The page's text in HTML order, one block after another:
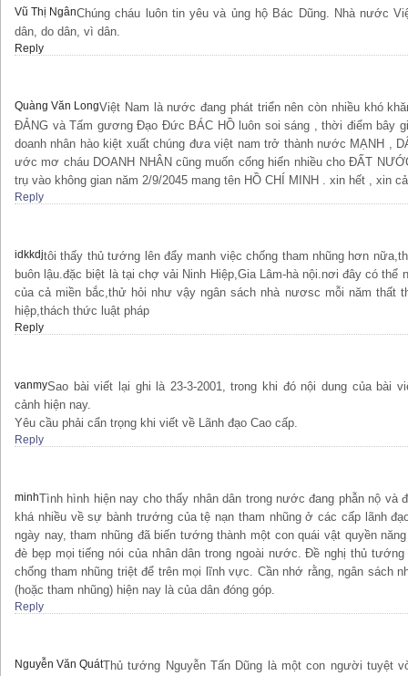
Vũ Thị NgânChúng cháu luôn tin yêu và ủng hộ Bác Dũng. Nhà nước
dân, do dân, vì dân.
Reply
Quàng Văn LongViệt Nam là nước đang phát triển nên còn nhiều khó
ĐẢNG và Tấm gương Đạo Đức BÁC HỒ luôn soi sáng , thời điểm bây
doanh nhân hào kiệt xuất chúng đưa việt nam trở thành nước MẠNH ,
ước mơ cháu DOANH NHÂN cũng muốn cống hiến nhiều cho ĐẤT
trụ vào không gian năm 2/9/2045 mang tên HỒ CHÍ MINH . xin hết , xin
Reply
idkkdjtôi thấy thủ tướng lên đẩy manh việc chống tham nhũng hơn
buôn lậu.đặc biệt là tại chợ vải Ninh Hiệp,Gia Lâm-hà nội.nơi đây có thể
của cả miền bắc,thử hỏi như vậy ngân sách nhà nươsc mỗi năm thất
hiệp,thách thức luật pháp
Reply
vanmySao bài viết lại ghi là 23-3-2001, trong khi đó nội dung của bài
cảnh hiện nay.
Yêu cầu phải cẩn trọng khi viết về Lãnh đạo Cao cấp.
Reply
minhTình hình hiện nay cho thấy nhân dân trong nước đang phẫn nộ và
khá nhiều về sự bành trướng của tệ nạn tham nhũng ở các cấp lãnh
ngày nay, tham nhũng đã biến tướng thành một con quái vật quyền
đè bẹp mọi tiếng nói của nhân dân trong ngoài nước. Đề nghị thủ
chống tham nhũng triệt để trên mọi lĩnh vực. Cần nhớ rằng, ngân sách
(hoặc tham nhũng) hiện nay là của dân đóng góp.
Reply
Nguyễn Văn QuátThủ tướng Nguyễn Tấn Dũng là một con người tuyệt